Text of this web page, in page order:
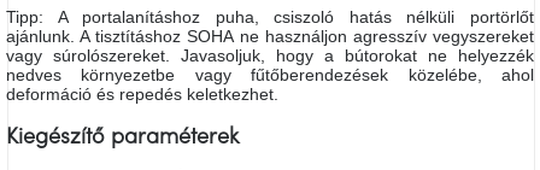
Színes
belső
tér
kedvezményesen
Tipp: A portalanításhoz puha, csiszoló hatás nélküli portörlőt
ajánlunk. A tisztításhoz SOHA ne használjon agresszív vegyszereket
vagy súrolószereket. Javasoljuk, hogy a bútorokat ne helyezzék
nedves környezetbe vagy fűtőberendezések közelébe, ahol
deformáció és repedés keletkezhet.
Kiegészítő paraméterek